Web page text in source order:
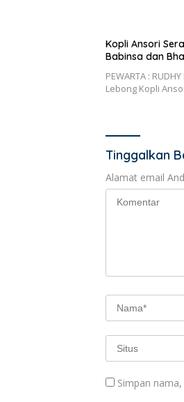
Kopli Ansori
Babinsa dan
PEWARTA :
Lebong Kopli
Tinggalkan
Alamat email
Simpan